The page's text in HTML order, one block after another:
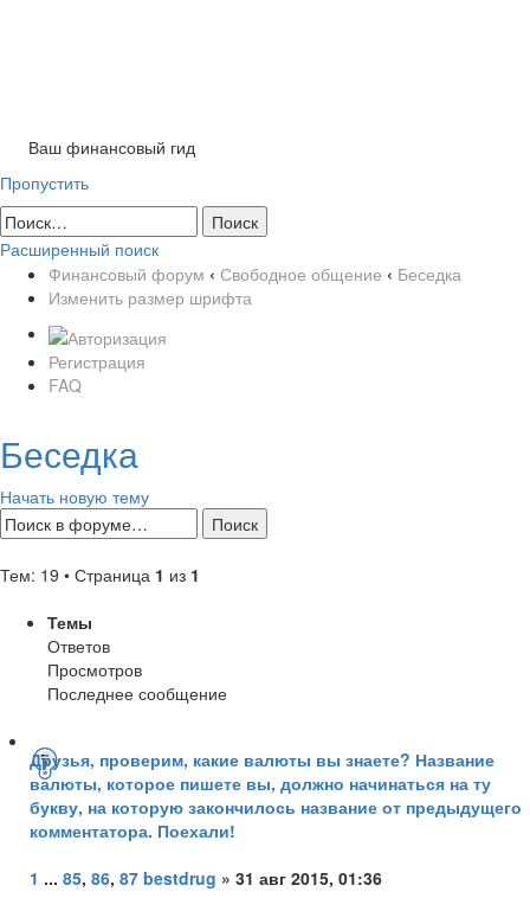
Ваш финансовый гид
Пропустить
Расширенный поиск
Финансовый форум ‹ Свободное общение ‹ Беседка
Изменить размер шрифта
Регистрация
FAQ
Беседка
Начать новую тему
Тем: 19 • Страница 1 из 1
Темы
Ответов
Просмотров
Последнее сообщение
Друзья, проверим, какие валюты вы знаете? Название
валюты, которое пишете вы, должно начинаться на ту
букву, на которую закончилось название от предыдущего
комментатора. Поехали!
1 ... 85, 86, 87 bestdrug » 31 авг 2015, 01:36